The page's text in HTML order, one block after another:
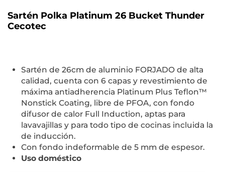
Sartén Polka Platinum 26 Bucket Thunder
Cecotec
Sartén de 26cm de aluminio FORJADO de alta
calidad, cuenta con 6 capas y revestimiento de
máxima antiadherencia Platinum Plus Teflon™
Nonstick Coating, libre de PFOA, con fondo
difusor de calor Full Induction, aptas para
lavavajillas y para todo tipo de cocinas incluida la
de inducción.
Con fondo indeformable de 5 mm de espesor.
Uso doméstico